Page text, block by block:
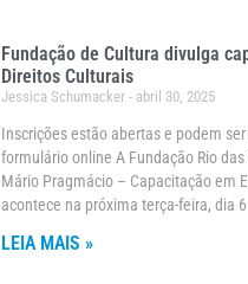
Fundação de Cultura divulga
Direitos Culturais
Jessica Schumacker abril 30, 2025
Inscrições estão abertas e podem
formulário online A Fundação Rio
Mário Pragmácio – Capacitação em
acontece na próxima terça-feira, dia
LEIA MAIS »